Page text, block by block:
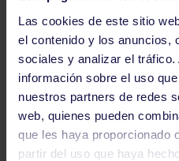
Las cookies de este sitio
el contenido y los anuncios,
sociales y analizar el
información sobre el uso
nuestros partners de redes
web, quienes pueden
que les haya proporcionado
partir del uso que haya
Voleibol
CAMPEONAS DE